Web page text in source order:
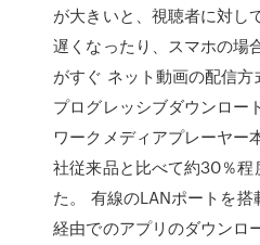
が大きいと、視聴者に対し
遅くなったり、スマホの場
がすぐ ネット動画の配信方
プログレッシブダウンロー
ワークメディアプレーヤー
社従来品と比べて約30％程
た。 有線のLANポートを搭
経由でのアプリのダウンロ